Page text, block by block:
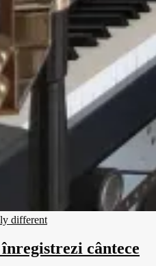
different
înregistrezi cântece